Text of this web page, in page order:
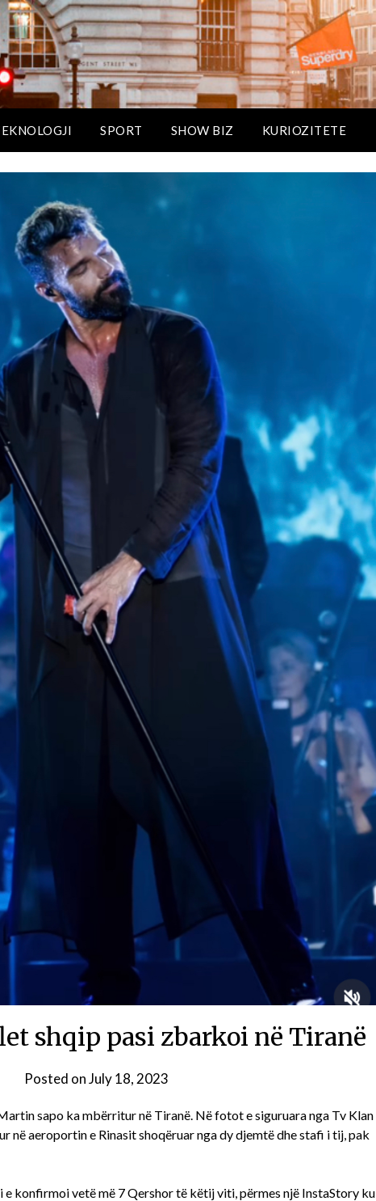
SPORT SHOW BIZ KURIOZITETE
shqip pasi zbarkoi në Tiranë
Posted onJuly 18, 2023
sapo ka mbërritur në Tiranë. Në fotot e siguruara nga Tv Klan
në aeroportin e Rinasit shoqëruar nga dy djemtë dhe stafi i tij, pak
e konfirmoi vetë më 7 Qershor të këtij viti, përmes një InstaStory ku